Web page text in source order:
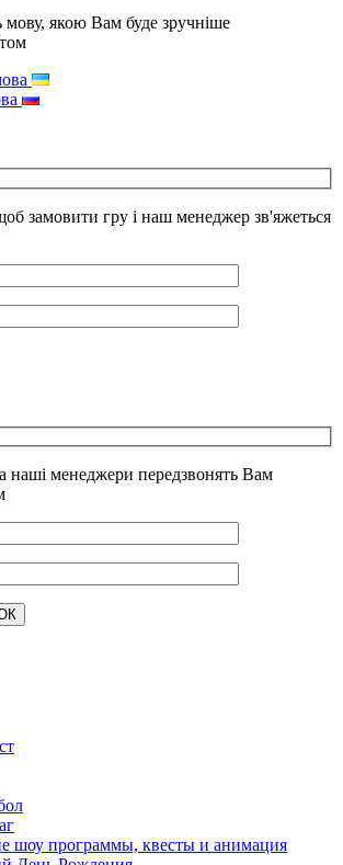
мову, якою Вам буде зручніше
замовити гру і наш менеджер зв'яжеться
наші менеджери передзвонять Вам
шоу программы, квесты и анимация